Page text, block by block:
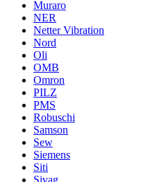
Muraro
NER
Netter Vibration
Nord
Oli
OMB
Omron
PILZ
PMS
Robuschi
Samson
Sew
Siemens
Siti
Sivag